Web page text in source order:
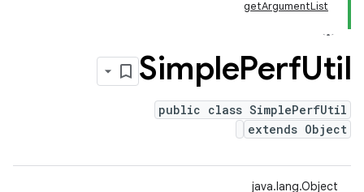
getArgumentList
SimplePerfUtil
public class SimplePerfUtil
extends Object
java.lang.Object